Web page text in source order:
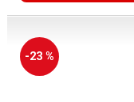
-23 %